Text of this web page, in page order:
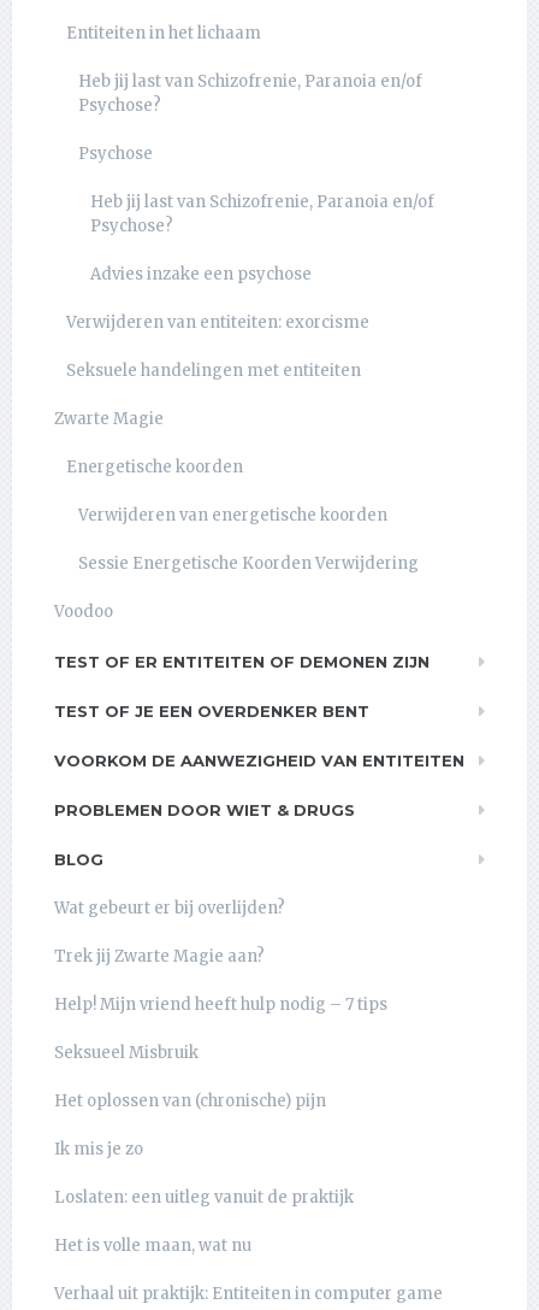
Entiteiten in het lichaam
Heb jij last van Schizofrenie, Paranoia en/of
Psychose?
Psychose
Heb jij last van Schizofrenie, Paranoia en/of
Psychose?
Advies inzake een psychose
Verwijderen van entiteiten: exorcisme
Seksuele handelingen met entiteiten
Zwarte Magie
Energetische koorden
Verwijderen van energetische koorden
Sessie Energetische Koorden Verwijdering
Voodoo
TEST OF ER ENTITEITEN OF DEMONEN ZIJN
TEST OF JE EEN OVERDENKER BENT
VOORKOM DE AANWEZIGHEID VAN ENTITEITEN
PROBLEMEN DOOR WIET & DRUGS
BLOG
Wat gebeurt er bij overlijden?
Trek jij Zwarte Magie aan?
Help! Mijn vriend heeft hulp nodig – 7 tips
Seksueel Misbruik
Het oplossen van (chronische) pijn
Ik mis je zo
Loslaten: een uitleg vanuit de praktijk
Het is volle maan, wat nu
Verhaal uit praktijk: Entiteiten in computer game